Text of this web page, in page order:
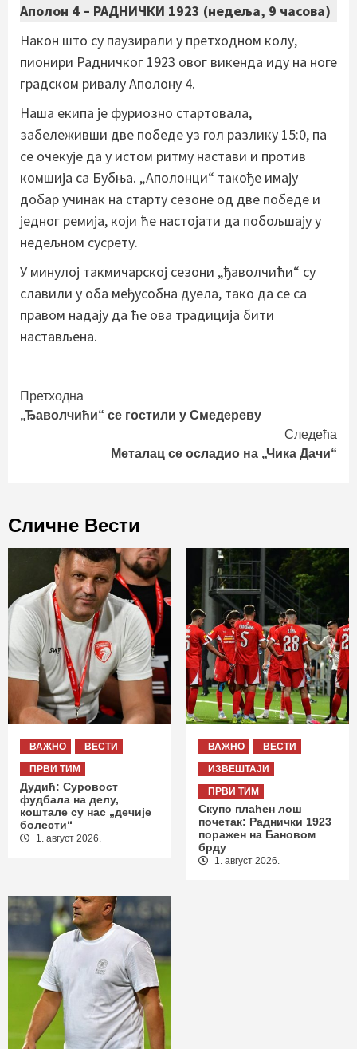
Аполон 4 – РАДНИЧКИ 1923 (недеља, 9 часова)
Након што су паузирали у претходном колу,
пионири Радничког 1923 овог викенда иду на ноге
градском ривалу Аполону 4.
Наша екипа је фуриозно стартовала,
забележивши две победе уз гол разлику 15:0, па
се очекује да у истом ритму настави и против
комшија са Бубња. „Аполонци“ такође имају
добар учинак на старту сезоне од две победе и
једног ремија, који ће настојати да побољшају у
недељном сусрету.
У минулој такмичарској сезони „ђаволчићи“ су
славили у оба међусобна дуела, тако да се са
правом надају да ће ова традиција бити
настављена.
Continue
Reading
Претходна
„Ђаволчићи“ се гостили у Смедереву
Следећа
Металац се осладио на „Чика Дачи“
Сличне Вести
ВАЖНО
ВЕСТИ
ПРВИ ТИМ
Дудић: Суровост
фудбала на делу,
коштале су нас „дечије
болести“
1. август 2026.
ВАЖНО
ВЕСТИ
ИЗВЕШТАЈИ
ПРВИ ТИМ
Скупо плаћен лош
почетак: Раднички 1923
поражен на Бановом
брду
1. август 2026.